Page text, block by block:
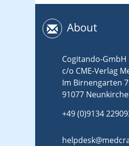
About
Cogitando-GmbH
c/o CME-Verlag
Im Birnengarten 7
91077
+49 (0)9134